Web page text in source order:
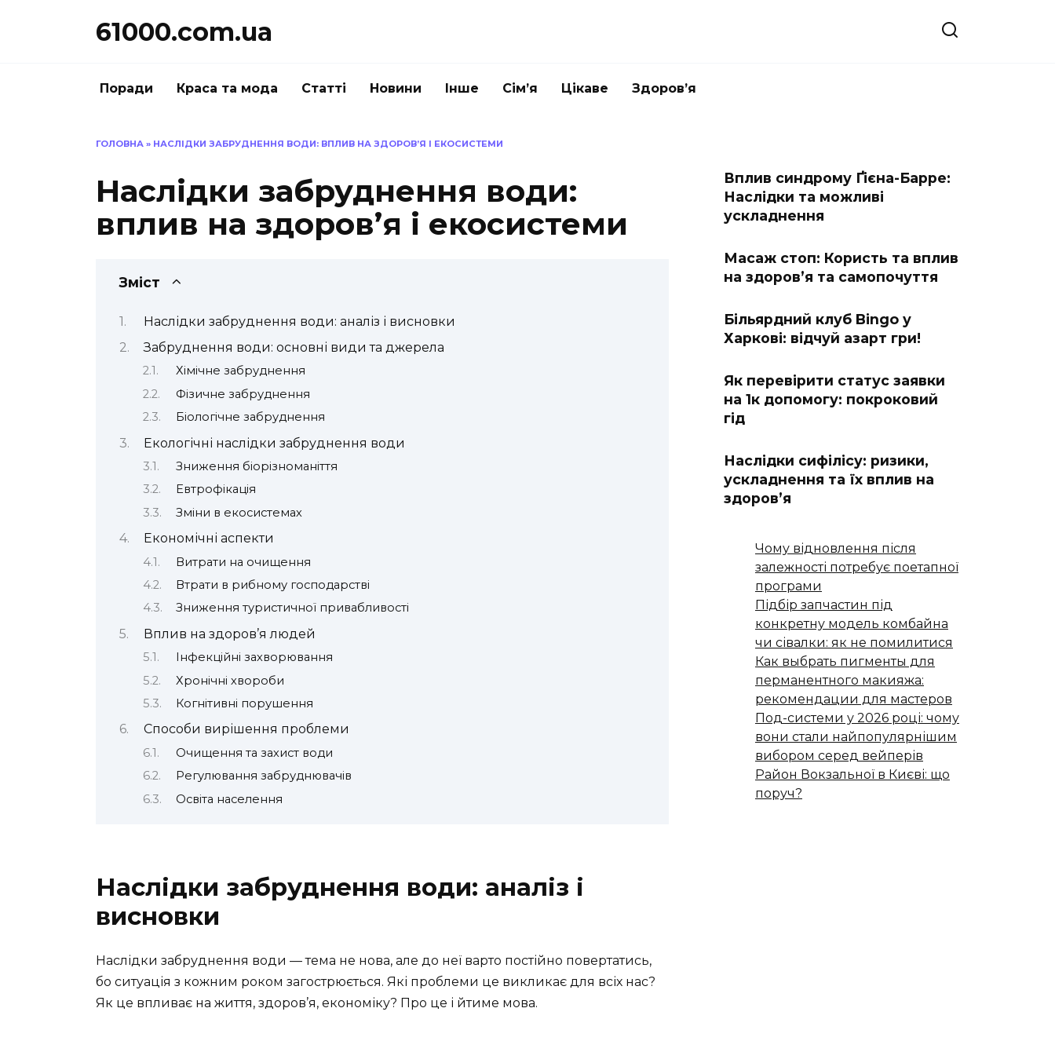
61000.com.ua
Поради Краса та мода Статті Новини Інше Сім’я Цікаве Здоров’я
ГОЛОВНА » НАСЛІДКИ ЗАБРУДНЕННЯ ВОДИ: ВПЛИВ НА ЗДОРОВ’Я І ЕКОСИСТЕМИ
Наслідки забруднення води:
вплив на здоров’я і екосистеми
Зміст
Наслідки забруднення води: аналіз і висновки
Забруднення води: основні види та джерела
Хімічне забруднення
Фізичне забруднення
Біологічне забруднення
Екологічні наслідки забруднення води
Зниження біорізноманіття
Евтрофікація
Зміни в екосистемах
Економічні аспекти
Витрати на очищення
Втрати в рибному господарстві
Зниження туристичної привабливості
Вплив на здоров’я людей
Інфекційні захворювання
Хронічні хвороби
Когнітивні порушення
Способи вирішення проблеми
Очищення та захист води
Регулювання забруднювачів
Освіта населення
Наслідки забруднення води: аналіз і
висновки
Наслідки забруднення води — тема не нова, але до неї варто постійно повертатись,
бо ситуація з кожним роком загострюється. Які проблеми це викликає для всіх нас?
Як це впливає на життя, здоров’я, економіку? Про це і йтиме мова.
Вплив синдрому Ґієна-Барре:
Наслідки та можливі
ускладнення
Масаж стоп: Користь та вплив
на здоров’я та самопочуття
Більярдний клуб Bingo у
Харкові: відчуй азарт гри!
Як перевірити статус заявки
на 1к допомогу: покроковий
гід
Наслідки сифілісу: ризики,
ускладнення та їх вплив на
здоров’я
Чому відновлення після
залежності потребує поетапної
програми
Підбір запчастин під
конкретну модель комбайна
чи сівалки: як не помилитися
Как выбрать пигменты для
перманентного макияжа:
рекомендации для мастеров
Под-системи у 2026 році: чому
вони стали найпопулярнішим
вибором серед вейперів
Район Вокзальної в Києві: що
поруч?